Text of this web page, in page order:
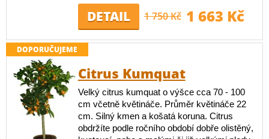
DETAIL 1 750 Kč 1 663 Kč
DOPORUČUJEME
Citrus Kumquat
Velký citrus kumquat o výšce cca 70 - 100
cm včetně květináče. Průměr květináče 22
cm. Silný kmen a košatá koruna. Citrus
obdržíte podle ročního období dobře olistěný,